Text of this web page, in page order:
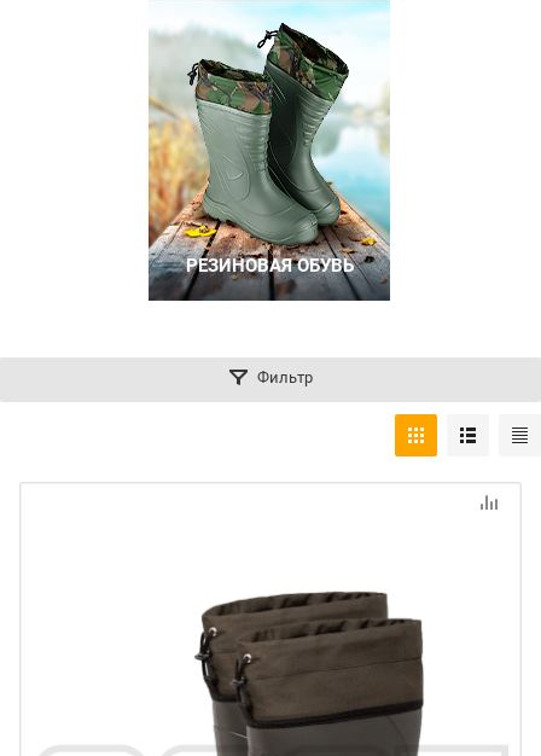
РЕЗИНОВАЯ ОБУВЬ
Фильтр